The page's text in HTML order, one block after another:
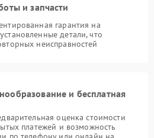
и запчасти
гарантия на
детали, что
неисправностей
и бесплатная
оценка стоимости
платежей и возможность